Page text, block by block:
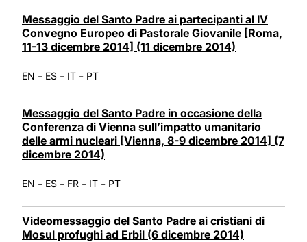
Messaggio del Santo Padre ai partecipanti al IV
Convegno Europeo di Pastorale Giovanile [Roma,
11-13 dicembre 2014] (11 dicembre 2014)
EN - ES - IT - PT
Messaggio del Santo Padre in occasione della
Conferenza di Vienna sull’impatto umanitario
delle armi nucleari [Vienna, 8-9 dicembre 2014] (7
dicembre 2014)
EN - ES - FR - IT - PT
Videomessaggio del Santo Padre ai cristiani di
Mosul profughi ad Erbil (6 dicembre 2014)